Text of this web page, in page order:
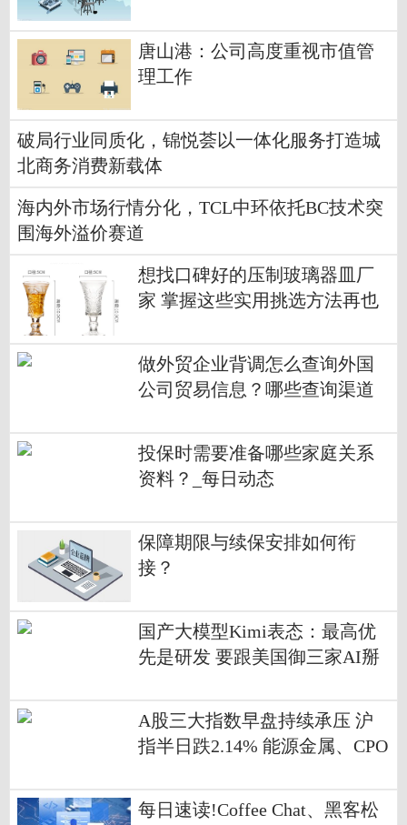
唐山港：公司高度重视市值管
理工作
破局行业同质化，锦悦荟以一体化服务打造城
北商务消费新载体
海内外市场行情分化，TCL中环依托BC技术突
围海外溢价赛道
想找口碑好的压制玻璃器皿厂
家 掌握这些实用挑选方法再也
做外贸企业背调怎么查询外国
公司贸易信息？哪些查询渠道
投保时需要准备哪些家庭关系
资料？_每日动态
保障期限与续保安排如何衔
接？
国产大模型Kimi表态：最高优
先是研发 要跟美国御三家AI掰
A股三大指数早盘持续承压 沪
指半日跌2.14% 能源金属、CPO
每日速读!Coffee Chat、黑客松